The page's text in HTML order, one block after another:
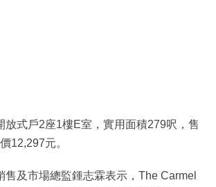
放式戶2座1樓E室，實用面積279呎，售
12,297元。
售及市場總監鍾志霖表示，The Carmel